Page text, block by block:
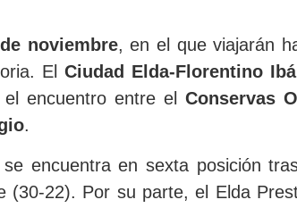
noviembre, en el que viajarán
El Ciudad Elda-Florentino
encuentro entre el Conservas
.
encuentra en sexta posición
(30-22). Por su parte, el Elda